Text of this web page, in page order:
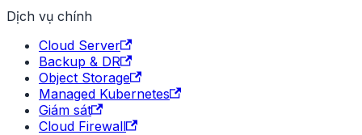
Dịch vụ chính
Cloud Server
Backup & DR
Object Storage
Managed Kubernetes
Giám sát
Cloud Firewall